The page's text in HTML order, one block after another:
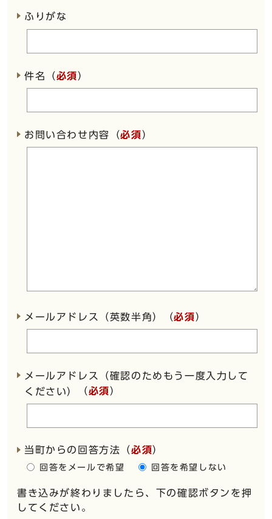
ふりがな
件名（必須）
お問い合わせ内容（必須）
メールアドレス（英数半角）（必須）
メールアドレス（確認のためもう一度入力して
ください）
（必須）
当町からの回答方法 （必須）
回答をメールで希望 回答を希望しない
書き込みが終わりましたら、下の確認ボタンを押
してください。